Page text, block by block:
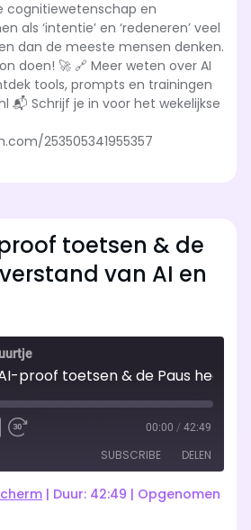
cognitiewetenschap en
als ‘intentie’ en ‘redeneren’ veel
dan de meeste mensen denken.
doen! 🚀 🔗 Meer weten over AI
tools, prompts en trainingen
📬 Schrijf je in voor het wekelijkse
253505341955357
toetsen & de
van AI en
seconds
00:00 / 42:49
SUBSCRIBE DELEN
| Duur: 42:49 | Opgenomen